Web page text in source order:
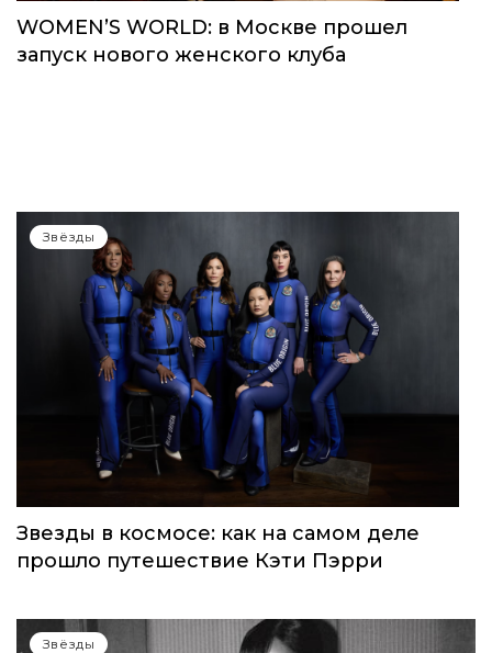
WOMEN’S WORLD: в Москве прошел
запуск нового женского клуба
Звёзды
Звезды в космосе: как на самом деле
прошло путешествие Кэти Пэрри
Звёзды